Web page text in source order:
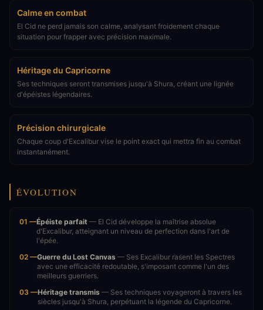
Calme en combat
El Cid ne perd jamais son calme, analysant froidement chaque
situation pour frapper avec précision maximale.
Héritage du Capricorne
Ses techniques seront transmises jusqu'à Shura, créant une lignée
d'épéistes légendaires.
Précision chirurgicale
Chaque coup d'Excalibur vise le point exact qui mettra fin au combat
instantanément.
ÉVOLUTION
01 —Épéiste parfait — El Cid développe la maîtrise absolue
d'Excalibur, atteignant un niveau de perfection dans l'art de
l'épée.
02 —Guerre du Lost Canvas — Ses Excalibur rasent les Spectres
avec une efficacité redoutable, s'imposant comme l'un des
meilleurs guerriers.
03 —Héritage transmis — Ses techniques voyageront à travers les
siècles jusqu'à Shura, perpétuant la légende du Capricorne.